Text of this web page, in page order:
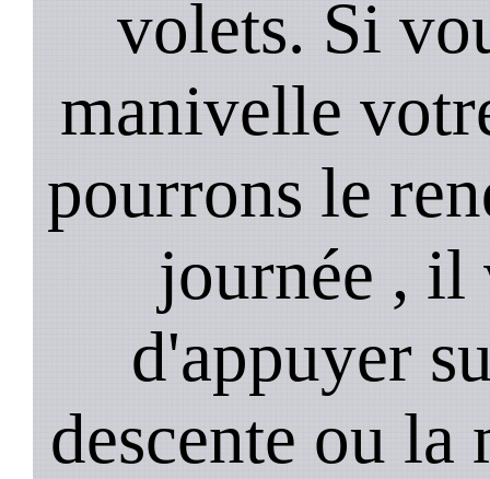
volets. Si
manivelle
pourrons le
journée , il
d'appuyer
descente ou